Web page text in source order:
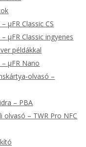
μFR Classic CS
μFR Classic ingyenes
példákkal
μFR Nano
olvasó –
– PBA
olvasó – TWR Pro NFC